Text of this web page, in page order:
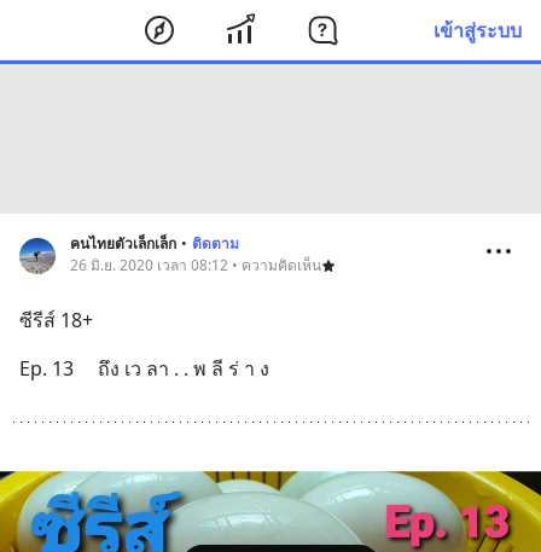
เข้าสู่ระบบ
คนไทยตัวเล็กเล็ก • ติดตาม
26 มิ.ย. 2020 เวลา 08:12 • ความคิดเห็น
ซีรีส์ 18+
Ep. 13     ถึง เว ลา . . พ ลี ร่ า ง